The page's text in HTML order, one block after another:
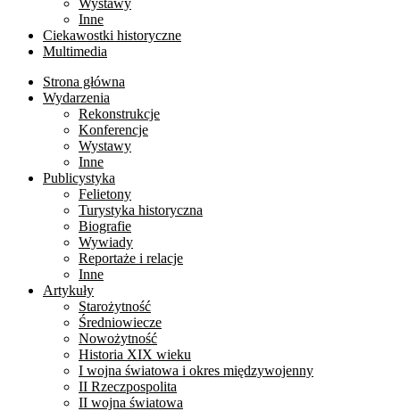
Wystawy
Inne
Ciekawostki historyczne
Multimedia
Strona główna
Wydarzenia
Rekonstrukcje
Konferencje
Wystawy
Inne
Publicystyka
Felietony
Turystyka historyczna
Biografie
Wywiady
Reportaże i relacje
Inne
Artykuły
Starożytność
Średniowiecze
Nowożytność
Historia XIX wieku
I wojna światowa i okres międzywojenny
II Rzeczpospolita
II wojna światowa